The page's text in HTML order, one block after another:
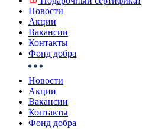
Новости
Акции
Вакансии
Контакты
Фонд добра
Новости
Акции
Вакансии
Контакты
Фонд добра